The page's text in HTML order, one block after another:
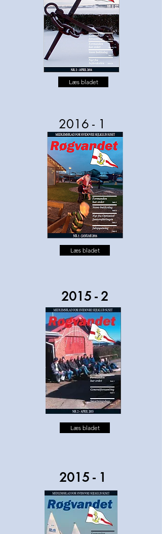
Læs bladet
2016 - 1
Læs bladet
2015 - 2
Læs bladet
2015 - 1